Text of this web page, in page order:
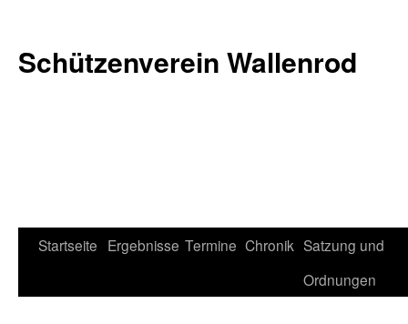
Schützenverein Wallenrod
Zum
Startseite Ergebnisse Termine Chronik Satzung und
Ordnungen